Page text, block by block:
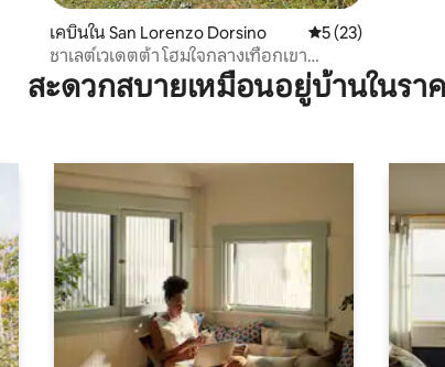
เคบินใน San Lorenzo Dorsino คะแนนเฉลี่ย 5 จาก
5 (23)
ชาเลต์เวเดตต้า โฮมใจกลางเทือกเขา
โดโลไมต์
สะดวกสบายเหมือนอยู่บ้านในร